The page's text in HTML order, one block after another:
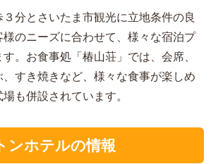
分とさいたま市観光に立地条件の良
のニーズに合わせて、様々な宿泊プ
。お食事処「椿山荘」では、会席、
すき焼きなど、様々な食事が楽しめ
も併設されています。
ンホテルの情報